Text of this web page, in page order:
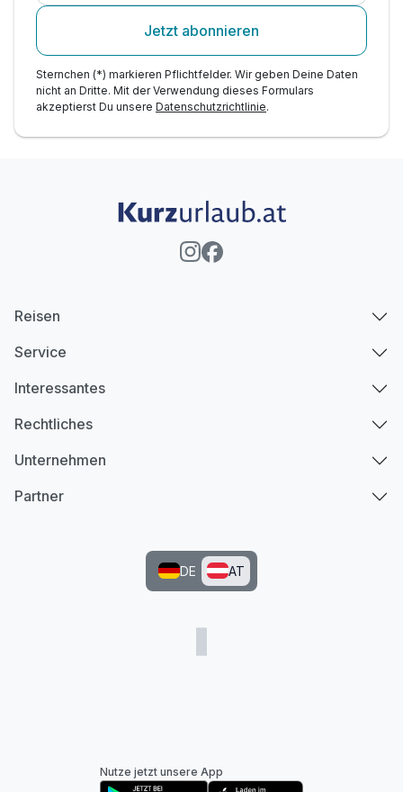
Jetzt abonnieren
Sternchen (*) markieren Pflichtfelder. Wir geben Deine Daten
nicht an Dritte. Mit der Verwendung dieses Formulars
akzeptierst Du unsere Datenschutzrichtlinie.
Reisen
Service
Interessantes
Rechtliches
Unternehmen
Partner
DE AT
Nutze jetzt unsere App